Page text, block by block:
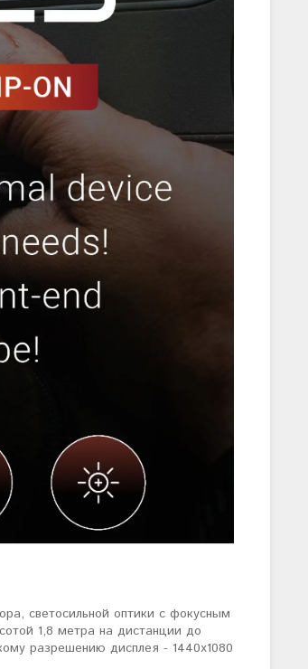
светосильной оптики с фокусным
1,8 метра на дистанции до
разрешению дисплея - 1440x1080